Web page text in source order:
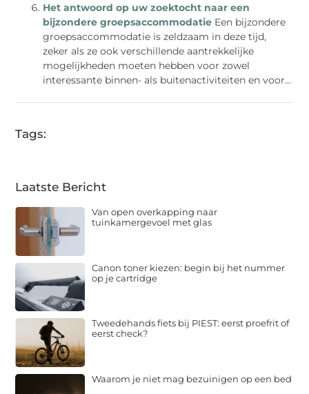
Het antwoord op uw zoektocht naar een
bijzondere groepsaccommodatie Een bijzondere
groepsaccommodatie is zeldzaam in deze tijd,
zeker als ze ook verschillende aantrekkelijke
mogelijkheden moeten hebben voor zowel
interessante binnen- als buitenactiviteiten en voor...
Tags:
Laatste Bericht
Van open overkapping naar
tuinkamergevoel met glas
Canon toner kiezen: begin bij het nummer
op je cartridge
Tweedehands fiets bij PIEST: eerst proefrit of
eerst check?
Waarom je niet mag bezuinigen op een bed